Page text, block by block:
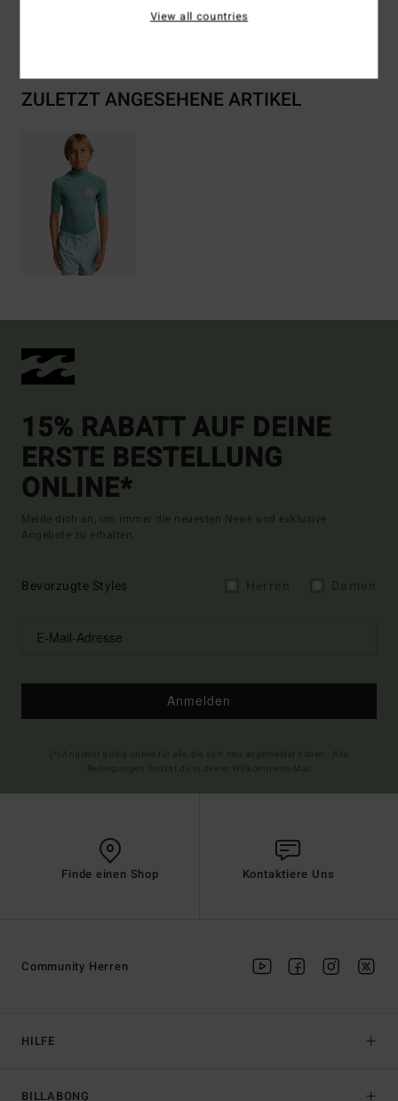
Versand & Rückversand
ZULETZT ANGESEHENE ARTIKEL
15% RABATT AUF DEINE
ERSTE BESTELLUNG
ONLINE*
Melde dich an, um immer die neuesten News und exklusive
Angebote zu erhalten.
Bevorzugte Styles
Anmelden
Finde einen Shop Kontaktiere Uns
HILFE
BILLABONG
Community Herren
View all countries